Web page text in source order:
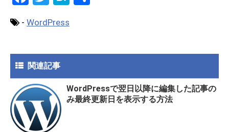
ce
o
o
k
tt
- WordPress
関連記事
WordPressで翌日以降に編集した記事の
み最終更新日を表示する方法